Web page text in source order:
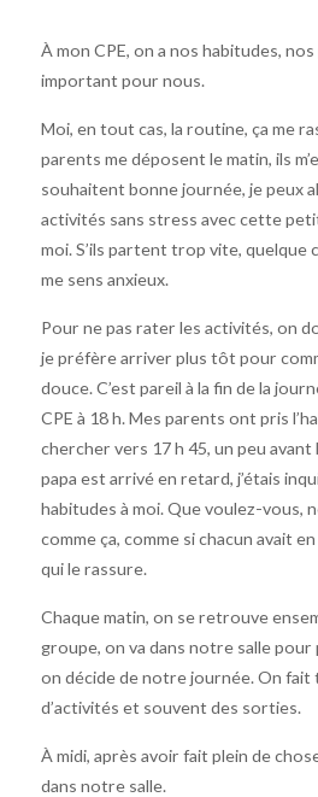
À mon CPE, on a nos habitudes,
important pour nous.
Moi, en tout cas, la routine, ça me
parents me déposent le matin, ils
souhaitent bonne journée, je peux
activités sans stress avec cette
moi. S’ils partent trop vite, quelque
me sens anxieux.
Pour ne pas rater les activités, on
je préfère arriver plus tôt pour
douce. C’est pareil à la fin de la
CPE à 18 h. Mes parents ont pris
chercher vers 17 h 45, un peu
papa est arrivé en retard, j’étais
habitudes à moi. Que voulez-vous,
comme ça, comme si chacun avait
qui le rassure.
Chaque matin, on se retrouve
groupe, on va dans notre salle
on décide de notre journée. On
d’activités et souvent des sorties.
À midi, après avoir fait plein de
dans notre salle.